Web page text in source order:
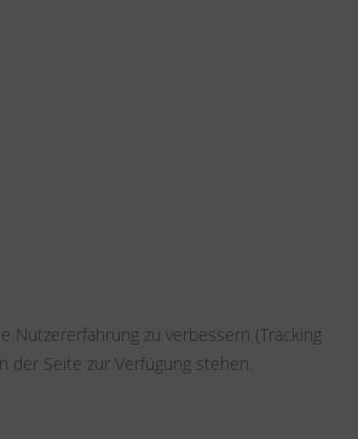
Nutzererfahrung zu verbessern (Tracking
Seite zur Verfügung stehen.